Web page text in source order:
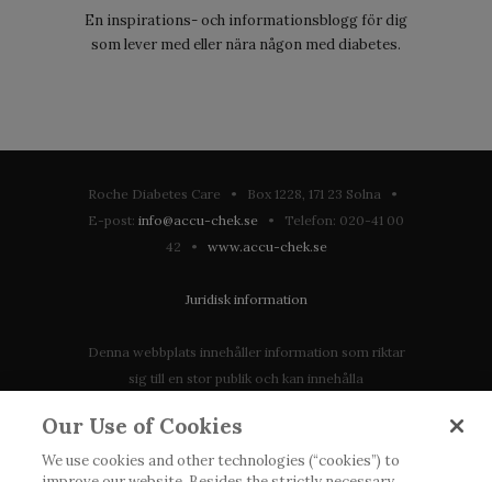
En inspirations- och informationsblogg för dig
som lever med eller nära någon med diabetes.
Roche Diabetes Care • Box 1228, 171 23 Solna •
E-post: info@accu-chek.se • Telefon: 020-41 00
42 • www.accu-chek.se
Juridisk information
Denna webbplats innehåller information som riktar
sig till en stor publik och kan innehålla
tillgänglig eller giltig i ditt land. Vänligen observera
att vi inte tar något ansvar för information som
Our Use of Cookies
We use cookies and other technologies (“cookies”) to